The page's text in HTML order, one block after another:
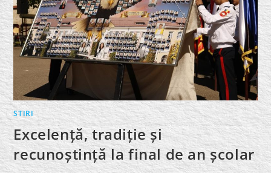
STIRI
Excelență, tradiție și
recunoștință la final de an școlar